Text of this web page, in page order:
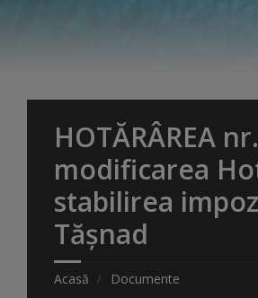
HOTĂRÂREA
modificarea
stabilirea
Tășnad
Acasă Documente